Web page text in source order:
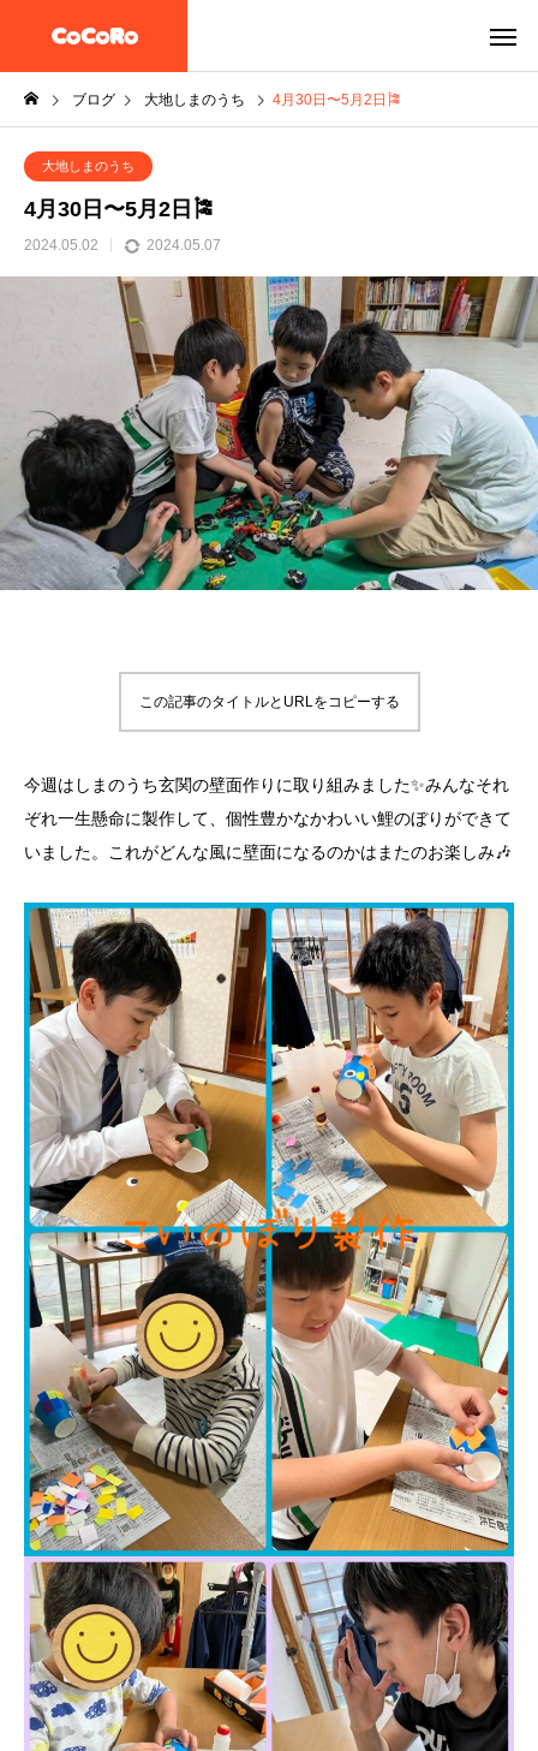
ブログ 大地しまのうち 4月30日〜5月2日🎏
大地しまのうち
4月30日〜5月2日🎏
2024.05.02 2024.05.07
この記事のタイトルとURLをコピーする
今週はしまのうち玄関の壁面作りに取り組みました✨みんなそれ
ぞれ一生懸命に製作して、個性豊かなかわいい鯉のぼりができて
いました。これがどんな風に壁面になるのかはまたのお楽しみ🎶